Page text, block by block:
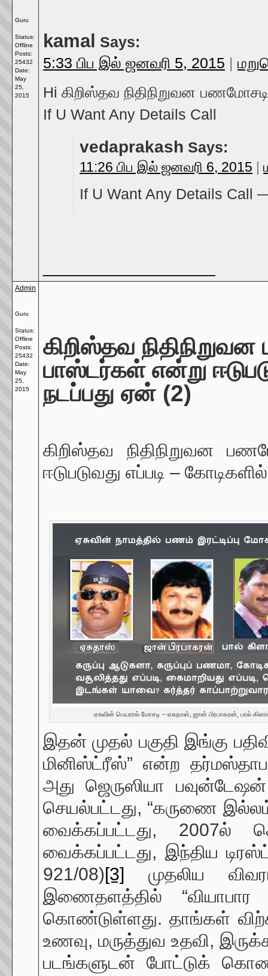
Guru
Status:
Offline
Posts:
25432
Date:
May
25,
2015
kamal Says:
5:33 பிப இல் ஜனவரி 5, 2015 |
Hi கிறிஸ்தவ நிதிநிறுவன
If U Want Any Details Call
vedaprakash Says:
11:26 பிப இல் ஜனவரி 6, 2015 |
If U Want Any Details
Admin
Guru
Status:
Offline
Posts:
25432
Date:
May
25,
2015
கிறிஸ்தவ
பாஸ்டர்கள் என்று
நடப்பது ஏன் (2)
கிறிஸ்தவ நிதிநிறுவன
ஈடுபடுவது எப்படி –
ஏசுவின் பெயரால் மோசடி – ஏசுதாஸ், ஜான் பிரபாகரன், பால்
இதன் முதல் பகுதி இங்கு
மினிஸ்ட்ரீஸ்” என்ற
அது ஜெருஸியா
செயல்பட்டது, “கருணை
வைக்கப்பட்டது, 2007ல்
வைக்கப்பட்டது, இந்திய
921/08)[3]
முதலிய
இணைதளத்தில் “வியாபார
கொண்டுள்ளது. தாங்கள்
உணவு, மருத்துவ உதவி,
படங்களுடன் போட்டுக்